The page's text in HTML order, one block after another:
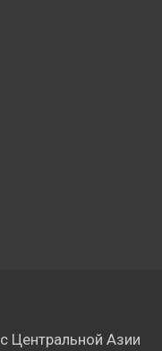
Центральной Азии